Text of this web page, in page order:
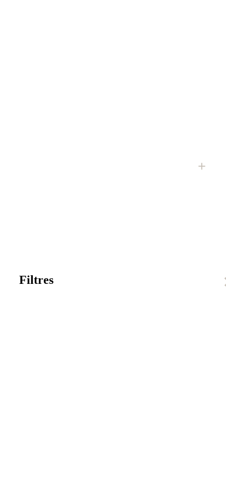
Filtres